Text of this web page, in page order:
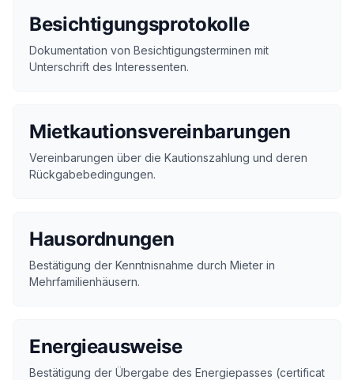
Besichtigungsprotokolle
Dokumentation von Besichtigungsterminen mit
Unterschrift des Interessenten.
Mietkautionsvereinbarungen
Vereinbarungen über die Kautionszahlung und deren
Rückgabebedingungen.
Hausordnungen
Bestätigung der Kenntnisnahme durch Mieter in
Mehrfamilienhäusern.
Energieausweise
Bestätigung der Übergabe des Energiepasses (certificat